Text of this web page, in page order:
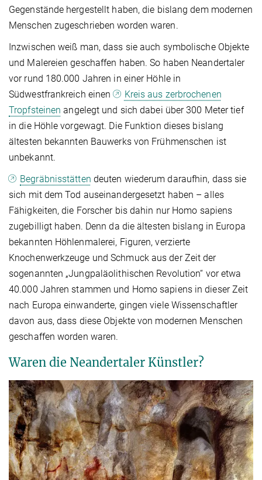
Gegenstände hergestellt haben, die bislang dem modernen
Menschen zugeschrieben worden waren.
Inzwischen weiß man, dass sie auch symbolische Objekte
und Malereien geschaffen haben. So haben Neandertaler
vor rund 180.000 Jahren in einer Höhle in
Südwestfrankreich einen
Kreis aus zerbrochenen
Tropfsteinen angelegt und sich dabei über 300 Meter tief
in die Höhle vorgewagt. Die Funktion dieses bislang
ältesten bekannten Bauwerks von Frühmenschen ist
unbekannt.
Begräbnisstätten deuten wiederum daraufhin, dass sie
sich mit dem Tod auseinandergesetzt haben – alles
Fähigkeiten, die Forscher bis dahin nur Homo sapiens
zugebilligt haben. Denn da die ältesten bislang in Europa
bekannten Höhlenmalerei, Figuren, verzierte
Knochenwerkzeuge und Schmuck aus der Zeit der
sogenannten „Jungpaläolithischen Revolution“ vor etwa
40.000 Jahren stammen und Homo sapiens in dieser Zeit
nach Europa einwanderte, gingen viele Wissenschaftler
davon aus, dass diese Objekte von modernen Menschen
geschaffen worden waren.
Waren die Neandertaler Künstler?